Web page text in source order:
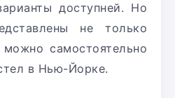
доступней. Но
не только
самостоятельно
в Нью-Йорке.